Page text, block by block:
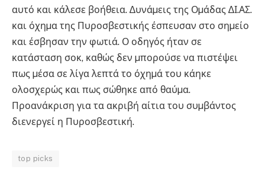
αυτό και κάλεσε βοήθεια. ∆υνάµεις της Οµάδας ∆Ι.ΑΣ.
και όχηµα της Πυροσβεστικής έσπευσαν στο σηµείο
και έσβησαν την φωτιά. Ο οδηγός ήταν σε
κατάσταση σοκ, καθώς δεν µπορούσε να πιστέψει
πως µέσα σε λίγα λεπτά το όχηµά του κάηκε
ολοσχερώς και πως σώθηκε από θαύµα.
Προανάκριση για τα ακριβή αίτια του συµβάντος
διενεργεί η Πυροσβεστική.
top picks